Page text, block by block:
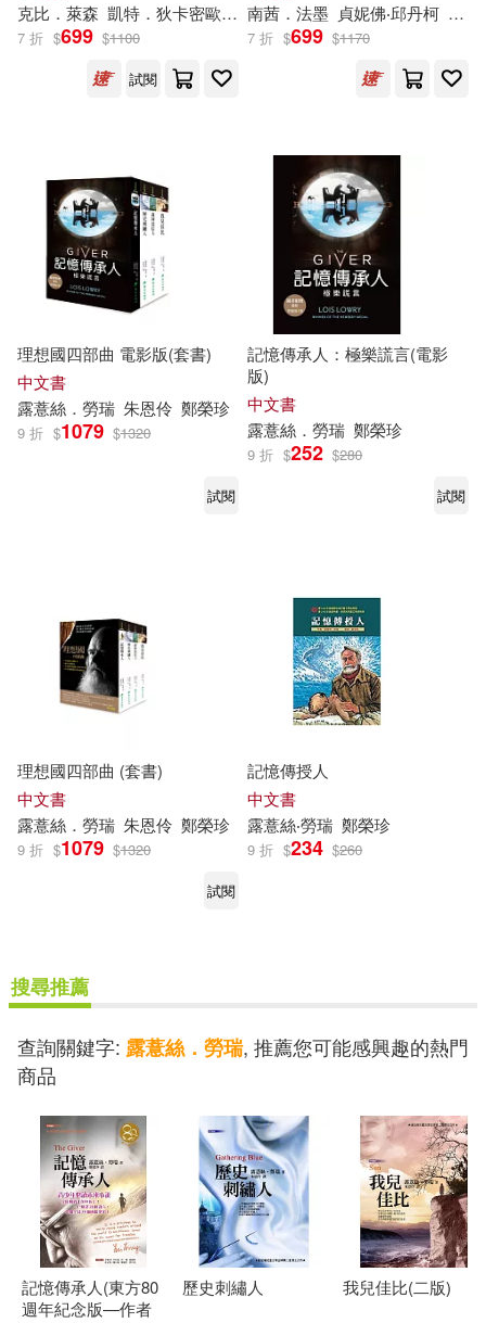
克比．萊森 凱特．狄卡密歐 露 薏絲． 勞瑞 丁凡 朱恩伶 趙映雪
7 折 $699 $1100
試閱
南茜．法墨 貞妮佛‧邱丹柯 露
7 折 $699 $1170
理想國四部曲 電影版(套書)
中文書
露薏絲 ． 勞瑞 朱恩伶 鄭榮珍
9 折 $1079 $1320
試閱
記憶傳承人：極樂謊言(電影
版)
中文書
露薏絲 ． 勞瑞 鄭榮珍
9 折 $252 $280
試閱
理想國四部曲 (套書)
中文書
露薏絲 ． 勞瑞 朱恩伶 鄭榮珍
9 折 $1079 $1320
試閱
記憶傳授人
中文書
露薏絲‧勞瑞 鄭榮珍
9 折 $234 $260
搜尋推薦
查詢關鍵字: 露薏絲．勞瑞, 推薦您可能感興趣的熱門
商品
記憶傳承人(東方80
週年紀念版—作者
歷史刺繡人 我兒佳比(二版)